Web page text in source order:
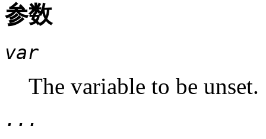
参数
var
The variable to be unset.
...